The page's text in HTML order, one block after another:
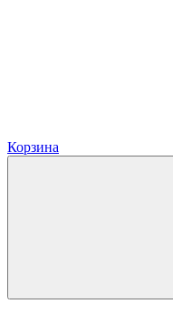
Корзина